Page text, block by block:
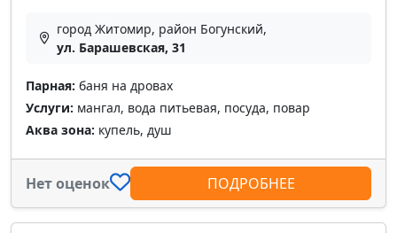
город Житомир, район Богунский,
ул. Барашевская, 31
Парная: баня на дровах
Услуги: мангал, вода питьевая, посуда, повар
Аква зона: купель, душ
Нет оценок ПОДРОБНЕЕ